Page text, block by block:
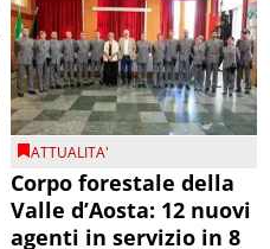
ATTUALITA'
Corpo forestale della
Valle d’Aosta: 12 nuovi
agenti in servizio in 8